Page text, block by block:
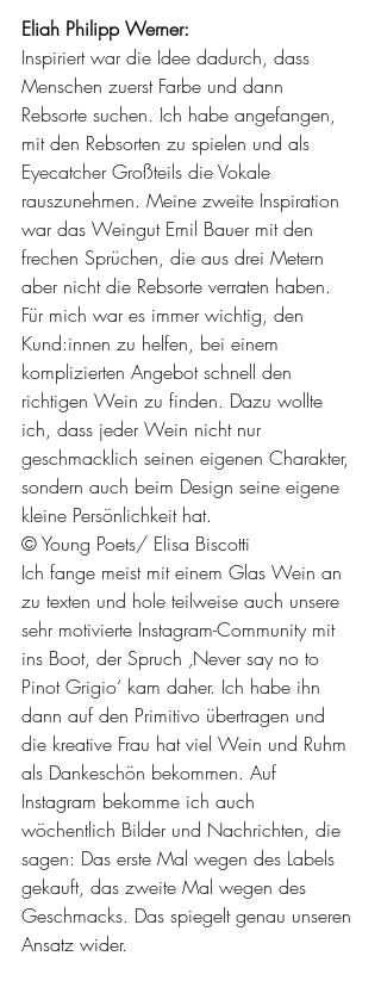
Eliah Philipp Werner:
Inspiriert war die Idee dadurch, dass
Menschen zuerst Farbe und dann
Rebsorte suchen. Ich habe angefangen,
mit den Rebsorten zu spielen und als
Eyecatcher Großteils die Vokale
rauszunehmen. Meine zweite Inspiration
war das Weingut Emil Bauer mit den
frechen Sprüchen, die aus drei Metern
aber nicht die Rebsorte verraten haben.
Für mich war es immer wichtig, den
Kund:innen zu helfen, bei einem
komplizierten Angebot schnell den
richtigen Wein zu finden. Dazu wollte
ich, dass jeder Wein nicht nur
geschmacklich seinen eigenen Charakter,
sondern auch beim Design seine eigene
kleine Persönlichkeit hat.
© Young Poets/ Elisa Biscotti
Ich fange meist mit einem Glas Wein an
zu texten und hole teilweise auch unsere
sehr motivierte Instagram-Community mit
ins Boot, der Spruch ‚Never say no to
Pinot Grigio‘ kam daher. Ich habe ihn
dann auf den Primitivo übertragen und
die kreative Frau hat viel Wein und Ruhm
als Dankeschön bekommen. Auf
Instagram bekomme ich auch
wöchentlich Bilder und Nachrichten, die
sagen: Das erste Mal wegen des Labels
gekauft, das zweite Mal wegen des
Geschmacks. Das spiegelt genau unseren
Ansatz wider.